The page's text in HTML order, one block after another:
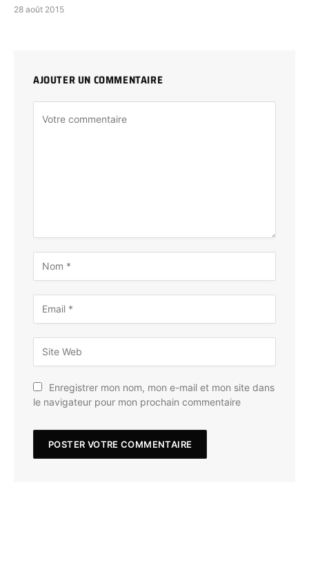
28 août 2015
AJOUTER UN COMMENTAIRE
Enregistrer mon nom, mon e-mail et mon site dans
le navigateur pour mon prochain commentaire